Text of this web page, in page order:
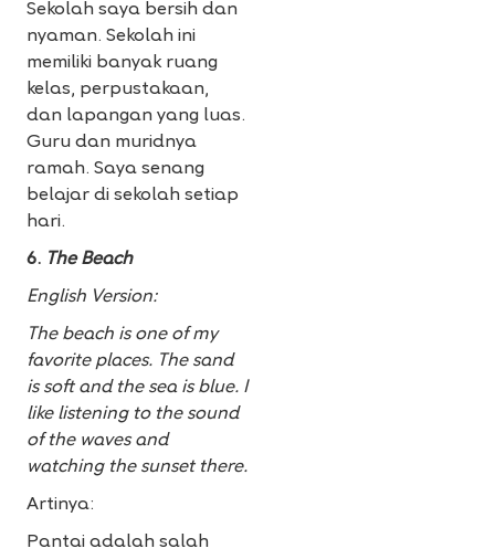
Sekolah saya bersih dan
nyaman. Sekolah ini
memiliki banyak ruang
kelas, perpustakaan,
dan lapangan yang luas.
Guru dan muridnya
ramah. Saya senang
belajar di sekolah setiap
hari.
6. The Beach
English Version:
The beach is one of my
favorite places. The sand
is soft and the sea is blue. I
like listening to the sound
of the waves and
watching the sunset there.
Artinya:
Pantai adalah salah